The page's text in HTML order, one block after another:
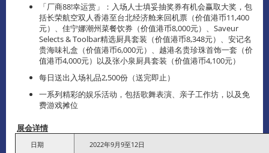
「厂商88!幸运赏」：入场人士填妥抽奖券有机会赢取大奖，包
括长荣航空双人香港至台北经济舱来回机票（价值港币11,400
元）、佳宁娜潮州菜餐饮券（价值港币8,000元）、Saveur
Selects & Toolbar精选厨具套装（价值港币8,348元）、安记名
贵海味礼盒（价值港币6,000元）、越港名贵珍珠首饰一套（价
值港币4,000元）以及张小泉厨具套装（价值港币4,100元）
每日送出入场礼品2,500份（送完即止）
一系列精彩的娱乐活动，包括歌舞表演、亲子工作坊，以及免
费游戏摊位
展会详情
日期 2022年9月9至12日